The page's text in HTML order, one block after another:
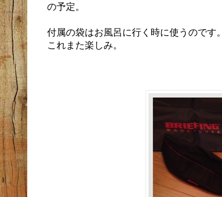
の予定。
付属の袋はお風呂に行く時に使うのです
これまた楽しみ。